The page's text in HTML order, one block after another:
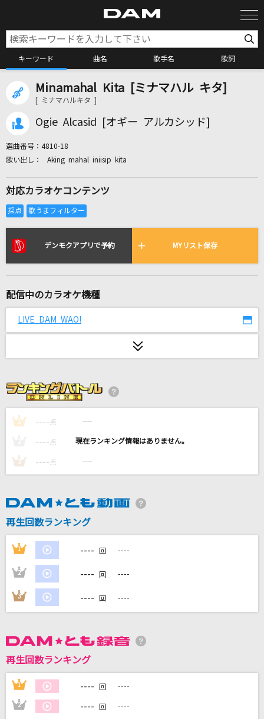
キーワード 曲名 歌手名 歌詞
カラオケ検索
カラオケ店舗検索
リアルタイムで歌われている曲の一覧
StaRt
青葉城恋唄
[生音]粉雪
レミオロメン
エミリア(CV.高橋李依)
コブクロ
センチメンタル・キス(Acoustic ver.)
汐れいら
unravel
TK from 凛として時雨
RADWIMPS
蔵王の風
須賀亮雄
Minamahal Kita [ミナマハル キタ]
[ ミナマハルキタ ]
Ogie Alcasid [オギー アルカシッド]
選曲番号： 4810-18
Aking mahal iniisip kita
対応カラオケコンテンツ
デンモクアプリで予約 MYリスト保存
配信中のカラオケ機種
LIVE DAM WAO!
1 ---- 点 ----
---- 点 ----
3 ---- 点 ----
再生回数ランキング
1 ---- 回 ----
2 ---- 回 ----
3 ---- 回 ----
再生回数ランキング
1 ---- 回 ----
2 ---- 回 ----